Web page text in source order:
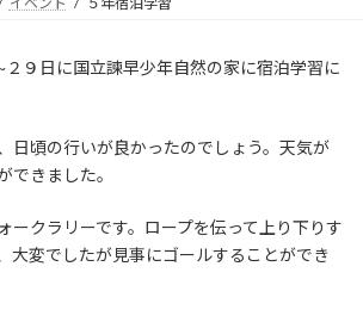
２９日に国立諫早少年自然の家に宿泊学習に
日頃の行いが良かったのでしょう。天気が
できました。
ークラリーです。ロープを伝って上り下りす
大変でしたが見事にゴールすることができ